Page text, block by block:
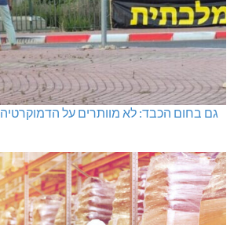
גם בחום הכבד: לא מוותרים על הדמוקרטיה